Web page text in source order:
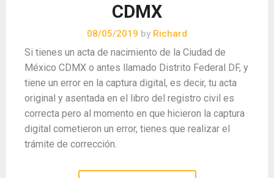
CDMX
08/05/2019 by Richard
Si tienes un acta de nacimiento de la Ciudad de
México CDMX o antes llamado Distrito Federal DF, y
tiene un error en la captura digital, es decir, tu acta
original y asentada en el libro del registro civil es
correcta pero al momento en que hicieron la captura
digital cometieron un error, tienes que realizar el
trámite de corrección.